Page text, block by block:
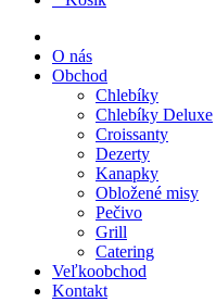
O nás
Obchod
Chlebíky
Chlebíky Deluxe
Croissanty
Dezerty
Kanapky
Obložené misy
Pečivo
Grill
Catering
Veľkoobchod
Kontakt